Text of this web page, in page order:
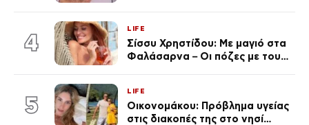
4
LIFE
Σίσσυ Χρηστίδου: Με μαγιό στα
Φαλάσαρνα – Οι πόζες με τους
5
LIFE
Οικονομάκου: Πρόβλημα υγείας
στις διακοπές της στο νησί